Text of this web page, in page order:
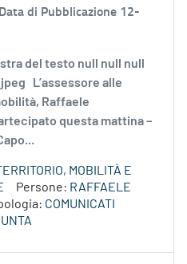
Data di Pubblicazione 12-
del testo null null null
L’assessore alle
Raffaele
questa mattina –
MOBILITÀ E
Persone: RAFFAELE
COMUNICATI